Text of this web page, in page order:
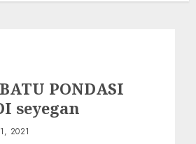
PONDASI
seyegan
2021